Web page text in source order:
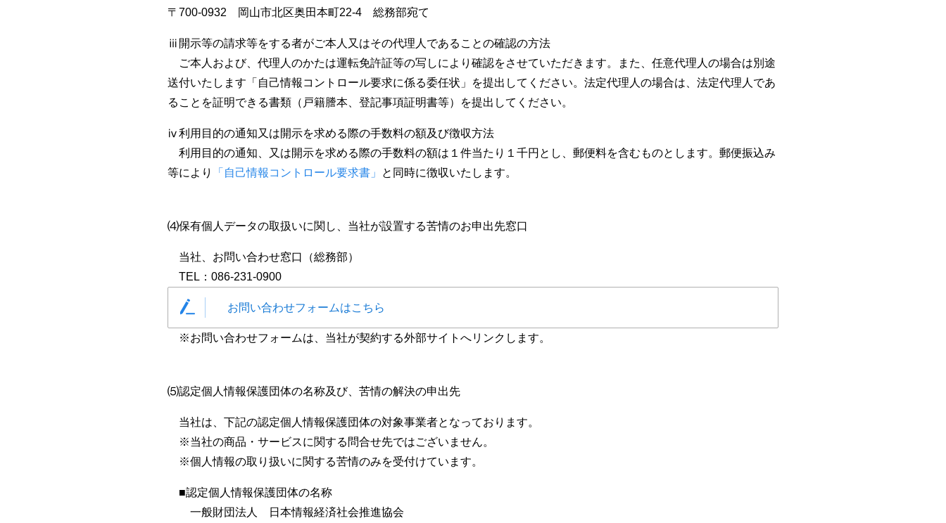
〒700-0932 岡山市北区奥田本町22-4 総務部宛て
ⅲ開示等の請求等をする者がご本人又はその代理人であることの確認の方法
ご本人および、代理人のかたは運転免許証等の写しにより確認をさせていただきます。また、任意代理人の場合は別途
送付いたします「自己情報コントロール要求に係る委任状」を提出してください。法定代理人の場合は、法定代理人であ
ることを証明できる書類（戸籍謄本、登記事項証明書等）を提出してください。
ⅳ利用目的の通知又は開示を求める際の手数料の額及び徴収方法
利用目的の通知、又は開示を求める際の手数料の額は１件当たり１千円とし、郵便料を含むものとします。郵便振込み
等により
「自己情報コントロール要求書」 と同時に徴収いたします。
⑷保有個人データの取扱いに関し、当社が設置する苦情のお申出先窓口
当社、お問い合わせ窓口（総務部）
TEL：086-231-0900
お問い合わせフォームはこちら
※お問い合わせフォームは、当社が契約する外部サイトへリンクします。
⑸認定個人情報保護団体の名称及び、苦情の解決の申出先
当社は、下記の認定個人情報保護団体の対象事業者となっております。
※当社の商品・サービスに関する問合せ先ではございません。
※個人情報の取り扱いに関する苦情のみを受付けています。
■認定個人情報保護団体の名称
一般財団法人 日本情報経済社会推進協会